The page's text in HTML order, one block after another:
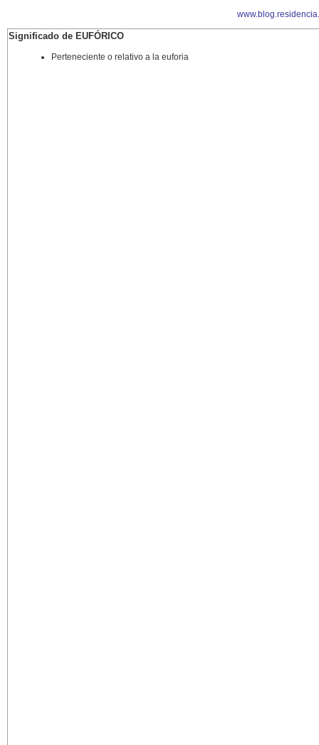
Significado de EUFÓRICO
Perteneciente o relativo a la euforia